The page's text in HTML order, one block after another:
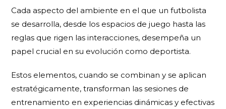
Cada aspecto del ambiente en el que un futbolista
se desarrolla, desde los espacios de juego hasta las
reglas que rigen las interacciones, desempeña un
papel crucial en su evolución como deportista.
Estos elementos, cuando se combinan y se aplican
estratégicamente, transforman las sesiones de
entrenamiento en experiencias dinámicas y efectivas